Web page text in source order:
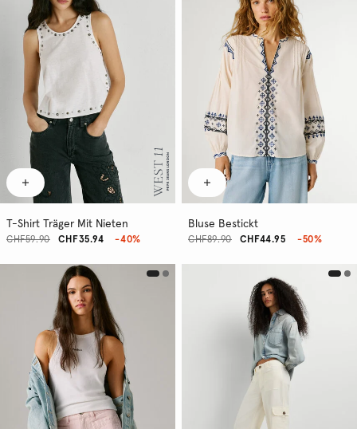
T-Shirt Träger Mit Nieten
CHF35.94
CHF59.90 -40%
Bluse Bestickt
CHF44.95
CHF89.90 -50%